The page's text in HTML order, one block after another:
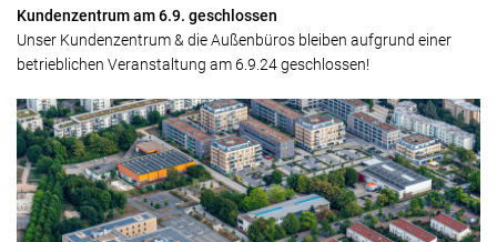
Kundenzentrum am 6.9. geschlossen
Unser Kundenzentrum & die Außenbüros bleiben aufgrund einer
betrieblichen Veranstaltung am 6.9.24 geschlossen!